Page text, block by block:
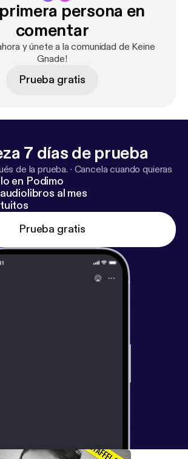
persona en
comentar
y únete a la comunidad de Keine
Gnade!
Prueba gratis
7 días de prueba
de la prueba. · Cancela cuando quieras
en Podimo
al mes
Prueba gratis